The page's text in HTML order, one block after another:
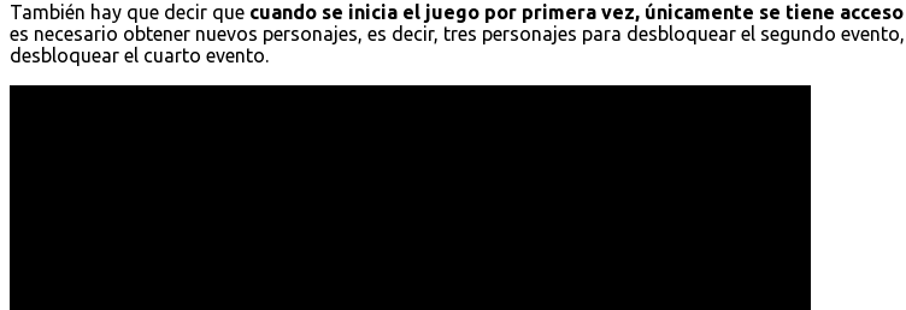
También hay que decir que cuando se inicia el juego por primera vez, únicamente se tiene
es necesario obtener nuevos personajes, es decir, tres personajes para desbloquear el segundo
desbloquear el cuarto evento.